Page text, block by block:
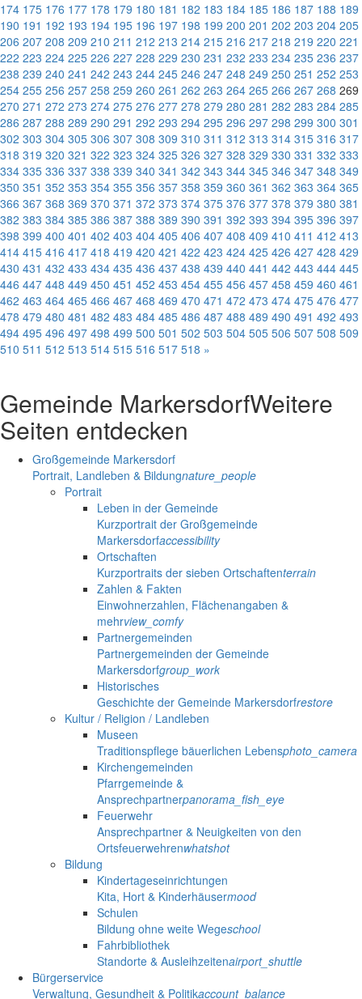
174 175 176 177 178 179 180 181 182 183 184 185 186 187 188 189
190 191 192 193 194 195 196 197 198 199 200 201 202 203 204 205
206 207 208 209 210 211 212 213 214 215 216 217 218 219 220 221
222 223 224 225 226 227 228 229 230 231 232 233 234 235 236 237
238 239 240 241 242 243 244 245 246 247 248 249 250 251 252 253
254 255 256 257 258 259 260 261 262 263 264 265 266 267 268 269
270 271 272 273 274 275 276 277 278 279 280 281 282 283 284 285
286 287 288 289 290 291 292 293 294 295 296 297 298 299 300 301
302 303 304 305 306 307 308 309 310 311 312 313 314 315 316 317
318 319 320 321 322 323 324 325 326 327 328 329 330 331 332 333
334 335 336 337 338 339 340 341 342 343 344 345 346 347 348 349
350 351 352 353 354 355 356 357 358 359 360 361 362 363 364 365
366 367 368 369 370 371 372 373 374 375 376 377 378 379 380 381
382 383 384 385 386 387 388 389 390 391 392 393 394 395 396 397
398 399 400 401 402 403 404 405 406 407 408 409 410 411 412 413
414 415 416 417 418 419 420 421 422 423 424 425 426 427 428 429
430 431 432 433 434 435 436 437 438 439 440 441 442 443 444 445
446 447 448 449 450 451 452 453 454 455 456 457 458 459 460 461
462 463 464 465 466 467 468 469 470 471 472 473 474 475 476 477
478 479 480 481 482 483 484 485 486 487 488 489 490 491 492 493
494 495 496 497 498 499 500 501 502 503 504 505 506 507 508 509
510 511 512 513 514 515 516 517 518 »
Gemeinde MarkersdorfWeitere
Seiten entdecken
Großgemeinde Markersdorf
Portrait, Landleben & Bildungnature_people
Portrait
Leben in der Gemeinde
Kurzportrait der Großgemeinde
Markersdorfaccessibility
Ortschaften
Kurzportraits der sieben Ortschaftenterrain
Zahlen & Fakten
Einwohnerzahlen, Flächenangaben &
mehrview_comfy
Partnergemeinden
Partnergemeinden der Gemeinde
Markersdorfgroup_work
Historisches
Geschichte der Gemeinde Markersdorfrestore
Kultur / Religion / Landleben
Museen
Traditionspflege bäuerlichen Lebensphoto_camera
Kirchengemeinden
Pfarrgemeinde &
Ansprechpartnerpanorama_fish_eye
Feuerwehr
Ansprechpartner & Neuigkeiten von den
Ortsfeuerwehrenwhatshot
Bildung
Kindertageseinrichtungen
Kita, Hort & Kinderhäusermood
Schulen
Bildung ohne weite Wegeschool
Fahrbibliothek
Standorte & Ausleihzeitenairport_shuttle
Bürgerservice
Verwaltung, Gesundheit & Politikaccount_balance